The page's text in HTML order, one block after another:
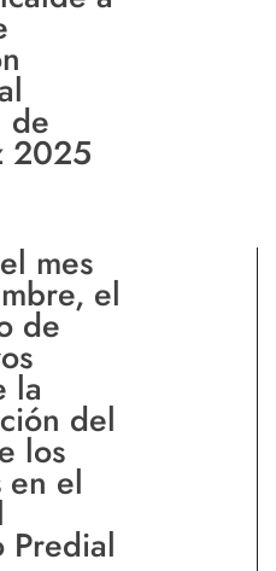
de
2025
mes
el
de
la
del
los
en el
Predial